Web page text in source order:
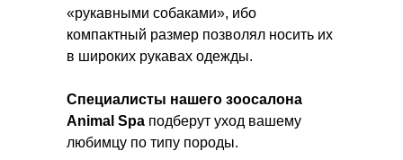
«рукавными собаками», ибо
компактный размер позволял носить их
в широких рукавах одежды.
Специалисты нашего зоосалона
Animal Spa подберут уход вашему
любимцу по типу породы.